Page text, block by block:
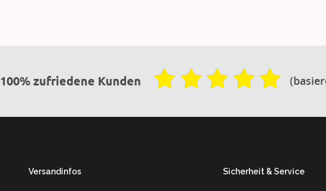
100% zufriedene Kunden
Versandinfos Sicherheit & Service